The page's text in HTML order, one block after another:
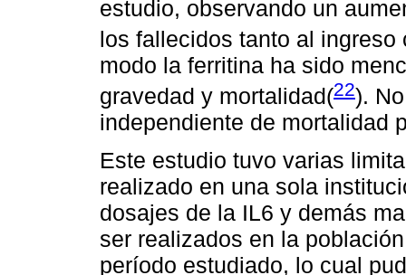
estudio, observando un
los fallecidos tanto al ingreso
modo la ferritina ha sido
gravedad y mortalidad(22).
independiente de mortalidad
Este estudio tuvo varias
realizado en una sola
dosajes de la IL6 y demás
ser realizados en la
período estudiado, lo cual